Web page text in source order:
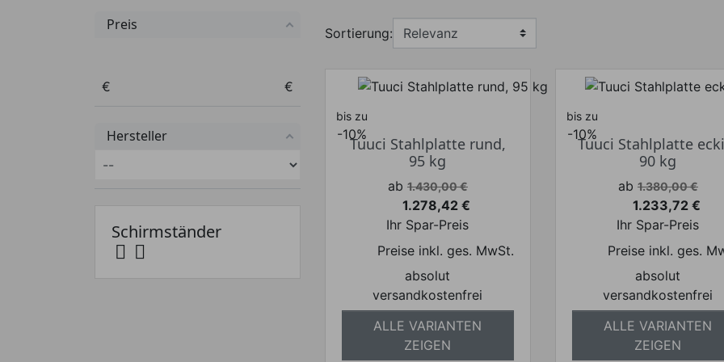
Razor
Zero
Polynesian
OM M1
Cupola
Cantilever
OM MAX
OM MAX
Horizon
Cantilever
OM MAX
Horizon
OM MAX
Crescent
OM MAX
Preis
Preis von
€ Preis bis
€
Hersteller
Schirmständer
 
Sortierung:
bis zu
-10%
Tuuci Stahlplatte rund,
95 kg
Verkaufspreis
ab 1.430,00 €
Preis
1.278,42 €
Ihr Spar-Preis
Preise inkl. ges. MwSt.
absolut
versandkostenfrei
ALLE VARIANTEN
ZEIGEN
bis zu
-10%
Tuuci Stahlplatte
90 kg
Verkaufspreis
ab 1.380,00 €
Preis
1.233,72 €
Ihr Spar-Preis
Preise inkl. ges.
absolut
versandkostenfrei
ALLE VARIANTEN
ZEIGEN